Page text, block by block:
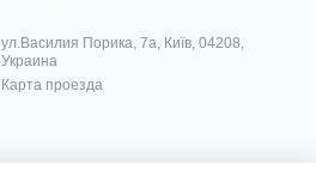
ул.Василия Порика, 7а, Київ, 04208,
Украина
Карта проезда